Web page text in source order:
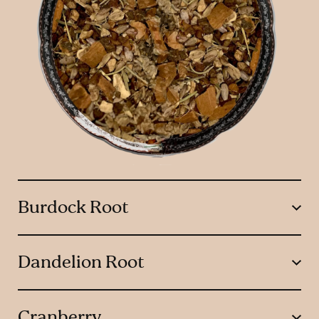
Burdock Root
Dandelion Root